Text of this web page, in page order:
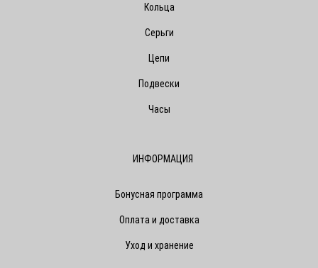
Кольца
Серьги
Цепи
Подвески
Часы
ИНФОРМАЦИЯ
Бонусная программа
Оплата и доставка
Уход и хранение